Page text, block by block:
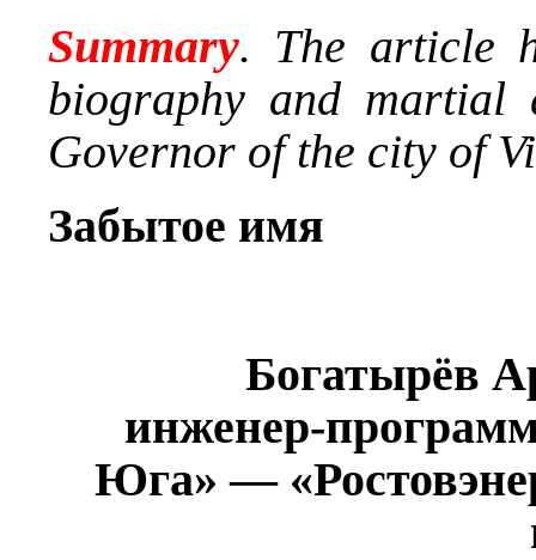
Summary. The article
biography and martial
Governor of the city of
Забытое имя
Богатырёв
инженер-
Юга» —